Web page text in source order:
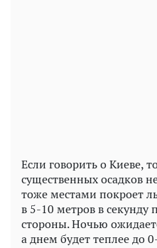
Если говорить о Киеве,
существенных осадков
тоже местами покроет
в 5-10 метров в секунду
стороны. Ночью
а днем будет теплее до